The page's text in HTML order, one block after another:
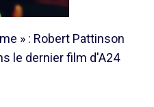
» : Robert Pattinson
le dernier film d'A24